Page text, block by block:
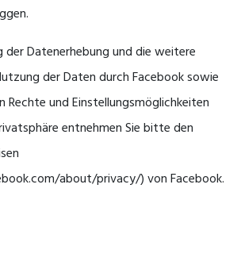
Datenerhebung und die weitere
der Daten durch Facebook sowie
Rechte und Einstellungsmöglichkeiten
entnehmen Sie bitte den
about/privacy/) von Facebook.